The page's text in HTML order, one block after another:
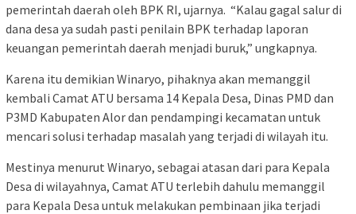
pemerintah daerah oleh BPK RI, ujarnya. “Kalau gagal salur di
dana desa ya sudah pasti penilain BPK terhadap laporan
keuangan pemerintah daerah menjadi buruk,” ungkapnya.
Karena itu demikian Winaryo, pihaknya akan memanggil
kembali Camat ATU bersama 14 Kepala Desa, Dinas PMD dan
P3MD Kabupaten Alor dan pendampingi kecamatan untuk
mencari solusi terhadap masalah yang terjadi di wilayah itu.
Mestinya menurut Winaryo, sebagai atasan dari para Kepala
Desa di wilayahnya, Camat ATU terlebih dahulu memanggil
para Kepala Desa untuk melakukan pembinaan jika terjadi